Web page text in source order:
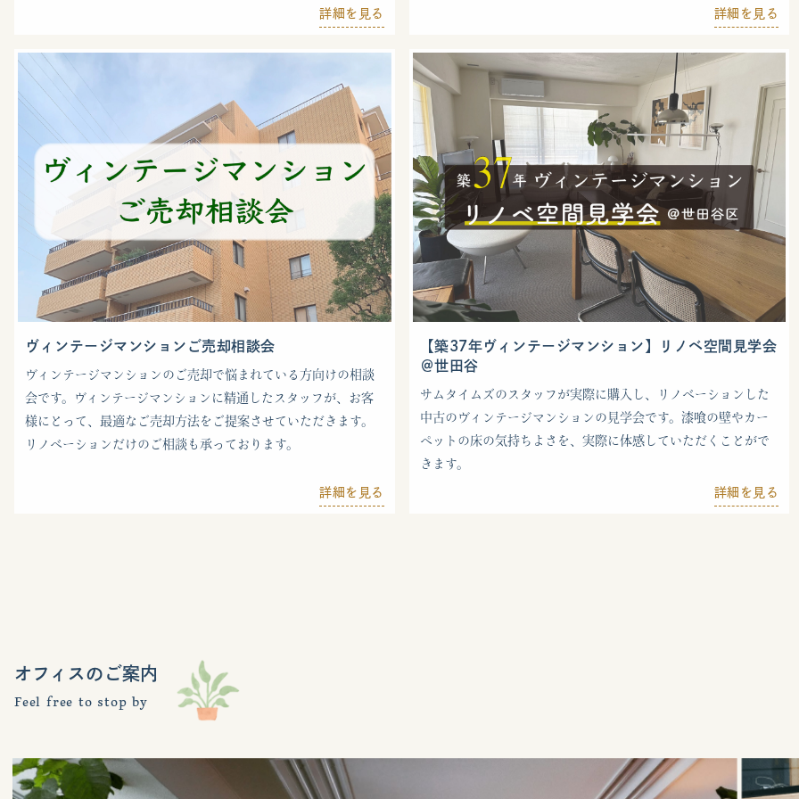
詳細を見る 詳細を見る
ヴィンテージマンションご売却相談会
ヴィンテージマンションのご売却で悩まれている方向けの相談
会です。ヴィンテージマンションに精通したスタッフが、お客
様にとって、最適なご売却方法をご提案させていただきます。
リノベーションだけのご相談も承っております。
詳細を見る
【築37年ヴィンテージマンション】リノベ空間見学会
＠世田谷
サムタイムズのスタッフが実際に購入し、リノベーションした
中古のヴィンテージマンションの見学会です。漆喰の壁やカー
ペットの床の気持ちよさを、実際に体感していただくことがで
きます。
詳細を見る
オフィスのご案内
Feel free to stop by